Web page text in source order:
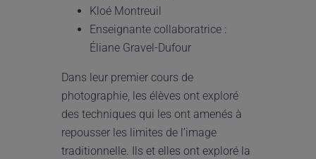
Kloé Montreuil
Enseignante collaboratrice :
Éliane Gravel-Dufour
Dans leur premier cours de
photographie, les élèves ont exploré
des techniques qui les ont amenés à
repousser les limites de l’image
traditionnelle. Ils et elles ont exploré la